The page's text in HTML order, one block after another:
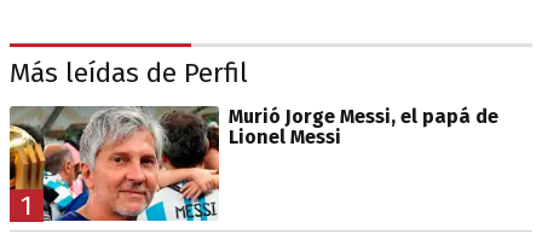
Más leídas de Perfil
1
Murió Jorge Messi, el papá de
Lionel Messi